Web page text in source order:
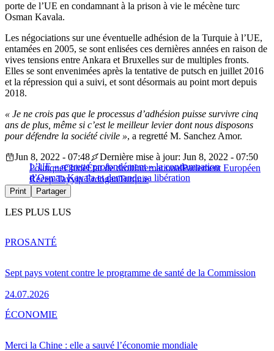
porte de l’UE en condamnant à la prison à vie le mécène turc
Osman Kavala.
Les négociations sur une éventuelle adhésion de la Turquie à l’UE,
entamées en 2005, se sont enlisées ces dernières années en raison de
vives tensions entre Ankara et Bruxelles sur de multiples fronts.
Elles se sont envenimées après la tentative de putsch en juillet 2016
et la répression qui a suivi, et sont désormais au point mort depuis
2018.
« Je ne crois pas que le processus d’adhésion puisse survivre cinq
ans de plus, même si c’est le meilleur levier dont nous disposons
pour défendre la société civile », a regretté M. Sanchez Amor.
L’UE « regrette profondément » la condamnation
d’Osman Kavala et demande sa libération
Jun 8, 2022 - 07:48
Dernière mise à jour: Jun 8, 2022 - 07:50
PolitiqueChineÉtat de droitInternationalParlement Européen
Recep Tayyip ErdoganTurquie
Print Partager
LES PLUS LUS
Sept pays votent contre le programme de santé de la Commission
24.07.2026
PROSANTÉ
Merci la Chine : elle a sauvé l’économie mondiale
ÉCONOMIE